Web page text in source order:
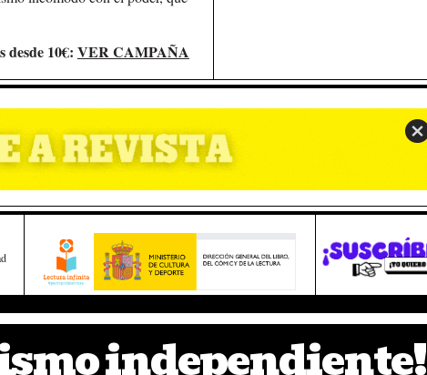
desde 10€: VER CAMPAÑA
de Cultura
independiente!